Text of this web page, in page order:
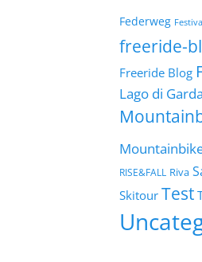
Federweg
freeride-
Freeride Blog
Lago di Garda
RISE&FALL Riva
Skitour Test